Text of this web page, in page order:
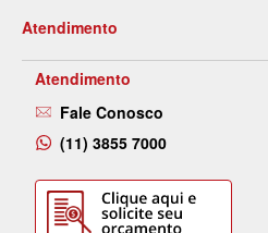
Atendimento
Atendimento
Fale Conosco
(11) 3855 7000